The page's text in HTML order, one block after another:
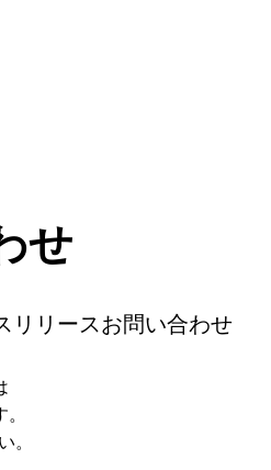
せ
リリースお問い合わせ
。